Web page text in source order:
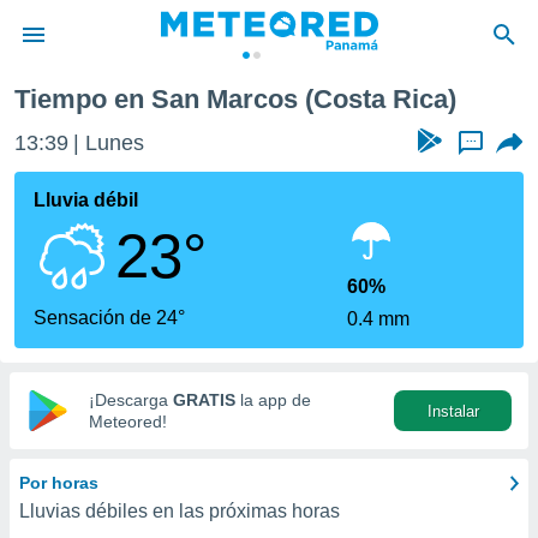
de
ha
para
que se
calidad.
a este
las
y
digital
basada
Tiempo en San Marcos (Costa Rica)
13:39 Lunes ...
Lluvia débil
23°
Sensación de 24°
60%
0.4 mm
¡Descarga GRATIS la app de
Meteored!
Instalar
Por horas
Lluvias débiles en las próximas horas